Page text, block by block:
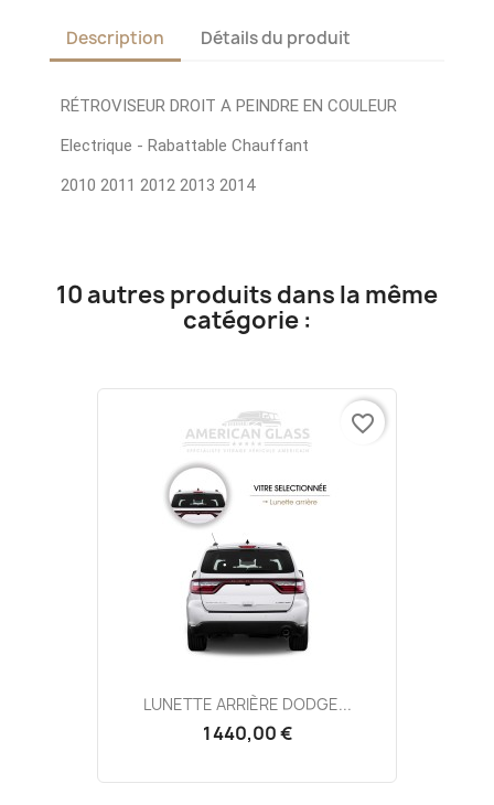
Description Détails du produit
RÉTROVISEUR DROIT A PEINDRE EN COULEUR
Electrique - Rabattable Chauffant
2010 2011 2012 2013 2014
10 autres produits dans la même
catégorie :
LUNETTE ARRIÈRE DODGE...
1 440,00 €
favorite_border